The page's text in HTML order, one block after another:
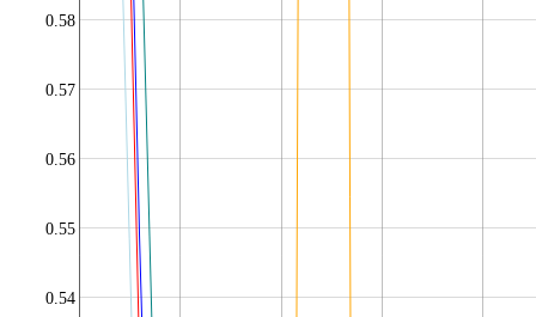
0.54
0.55
0.56
0.57
0.58